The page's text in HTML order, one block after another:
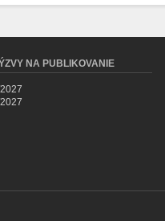
NA PUBLIKOVANIE